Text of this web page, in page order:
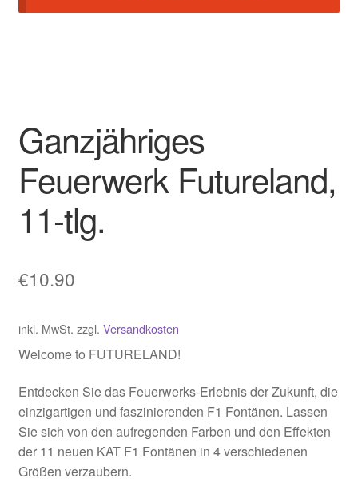
Ganzjähriges
Feuerwerk Futureland,
11-tlg.
€10.90
inkl. MwSt. zzgl. Versandkosten
Welcome to FUTURELAND!
Entdecken Sie das Feuerwerks-Erlebnis der Zukunft, die
einzigartigen und faszinierenden F1 Fontänen. Lassen
Sie sich von den aufregenden Farben und den Effekten
der 11 neuen KAT F1 Fontänen in 4 verschiedenen
Größen verzaubern.